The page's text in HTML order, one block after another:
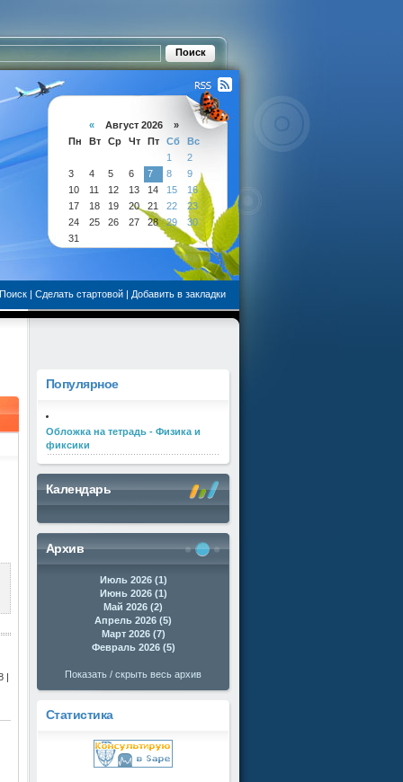
« Август 2026 »
Пн
Вт Ср Чт Пт Сб
Вс
1
2
3
4 5 6 7 8
9
10
11 12 13 14 15
16
17
18 19 20 21 22
23
24
25 26 27 28 29
30
31
Поиск | Сделать стартовой | Добавить в закладки
|
Популярное
Обложка на тетрадь - Физика и
фиксики
Календарь
Архив
Июль 2026 (1)
Июнь 2026 (1)
Май 2026 (2)
Апрель 2026 (5)
Март 2026 (7)
Февраль 2026 (5)
Показать / скрыть весь архив
Статистика